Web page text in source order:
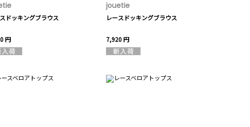
ドッキングブラウス
円
jouetie
レースドッキングブラウス
7,920 円